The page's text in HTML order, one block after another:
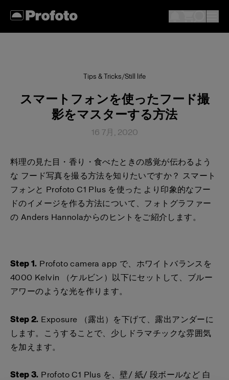
Tips & Tricks/Still life
スマートフォンを使ったフード撮
影をマスターする方法
16 7月, 2020
料理の見た目・香り・食べたときの感覚が伝わるよう
な フード写真を撮る方法を知りたいですか？ スマート
フォンと Profoto C1 Plus を使った より印象的なフー
ドのイメージを作る方法について、フォトグラファー
の Anders Hannolaからのヒントをご紹介します。
Step 1. Profoto camera app で、ホワイトバランスを
4000 Kelvin （ケルビン）以下にセットして、ブルー
アワーのような光を作ります。
Step 2. Exposure （露出）を下げて、露出アンダーに
します。こうすることで、少しドラマチックな雰囲気
を加えます。
Step 3. Profoto C1 Plus を、壁/ 紙/ 段ボールなど 白